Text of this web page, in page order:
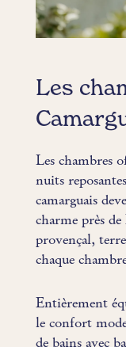
Les
Les chambres
nuits
camarguais
charme près
provençal,
chaque
Entièrement
le confort